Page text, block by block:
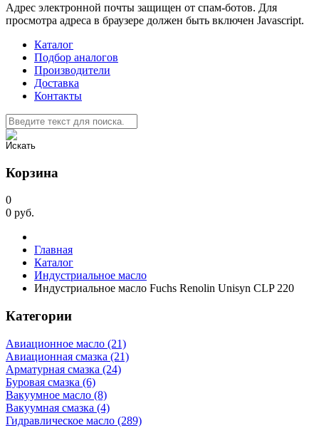
Адрес электронной почты защищен от спам-ботов. Для
просмотра адреса в браузере должен быть включен Javascript.
Каталог
Подбор аналогов
Производители
Доставка
Контакты
Корзина
0
0 руб.
Главная
Каталог
Индустриальное масло
Индустриальное масло Fuchs Renolin Unisyn CLP 220
Категории
Авиационное масло (21)
Авиационная смазка (21)
Арматурная смазка (24)
Буровая смазка (6)
Вакуумное масло (8)
Вакуумная смазка (4)
Гидравлическое масло (289)